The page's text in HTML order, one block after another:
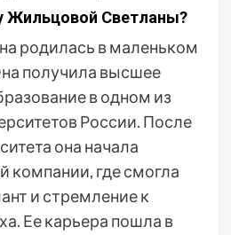
Жильцовой Светланы?
родилась в маленьком
получила высшее
в одном из
России. После
она начала
компании, где смогла
и стремление к
Ее карьера пошла в